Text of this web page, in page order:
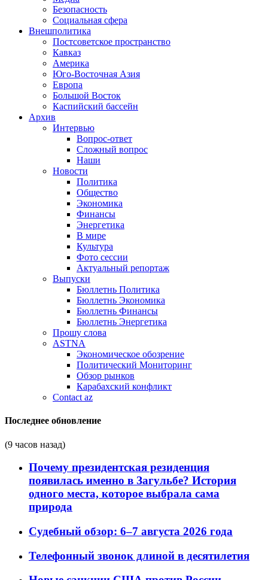
Безопасность
Социальная сфера
Внешполитика
Постсоветское пространство
Кавказ
Америка
Юго-Восточная Азия
Европа
Большой Восток
Каспийский бассейн
Архив
Интервью
Вопрос-ответ
Сложный вопрос
Наши
Новости
Политика
Общество
Экономика
Финансы
Энергетика
В мире
Культура
Фото сессии
Актуальный репортаж
Выпуски
Бюллетнь Политика
Бюллетнь Экономика
Бюллетнь Финансы
Бюллетнь Энергетика
Прошу слова
ASTNA
Экономическое обозрение
Политический Мониторинг
Обзор рынков
Карабахский конфликт
Contact az
Последнее обновление
(9 часов назад)
Почему президентская резиденция
появилась именно в Загульбе? История
одного места, которое выбрала сама
природа
Судебный обзор: 6–7 августа 2026 года
Телефонный звонок длиной в десятилетия